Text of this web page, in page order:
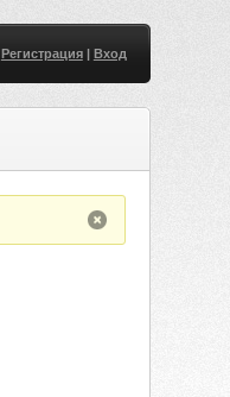
Регистрация| Вход